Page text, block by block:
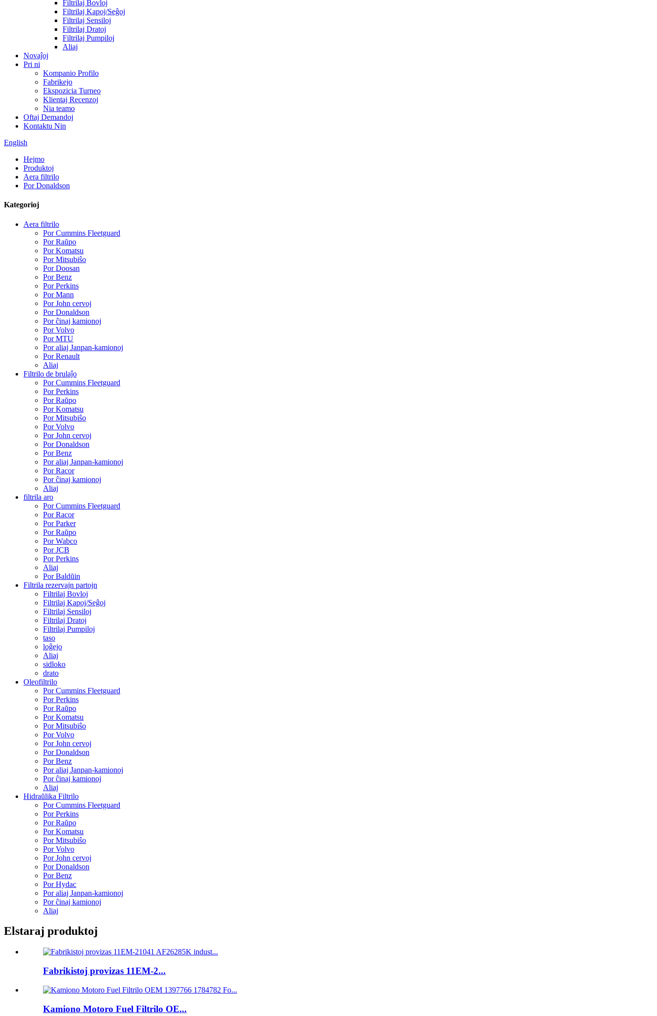
Filtrilaj Bovloj
Filtrilaj Kapoj/Seĝoj
Filtrilaj Sensiloj
Filtrilaj Dratoj
Filtrilaj Pumpiloj
Aliaj
Novaĵoj
Pri ni
Kompanio Profilo
Fabrikejo
Ekspozicia Turneo
Klientaj Recenzoj
Nia teamo
Oftaj Demandoj
Kontaktu Nin
English
Hejmo
Produktoj
Aera filtrilo
Por Donaldson
Kategorioj
Aera filtrilo
Por Cummins Fleetguard
Por Raŭpo
Por Komatsu
Por Mitsubiŝo
Por Doosan
Por Benz
Por Perkins
Por Mann
Por John cervoj
Por Donaldson
Por ĉinaj kamionoj
Por Volvo
Por MTU
Por aliaj Janpan-kamionoj
Por Renault
Aliaj
Filtrilo de brulaĵo
Por Cummins Fleetguard
Por Perkins
Por Raŭpo
Por Komatsu
Por Mitsubiŝo
Por Volvo
Por John cervoj
Por Donaldson
Por Benz
Por aliaj Janpan-kamionoj
Por Racor
Por ĉinaj kamionoj
Aliaj
filtrila aro
Por Cummins Fleetguard
Por Racor
Por Parker
Por Raŭpo
Por Wabco
Por JCB
Por Perkins
Aliaj
Por Baldŭin
Filtrila rezervajn partojn
Filtrilaj Bovloj
Filtrilaj Kapoj/Seĝoj
Filtrilaj Sensiloj
Filtrilaj Dratoj
Filtrilaj Pumpiloj
taso
loĝejo
Aliaj
sidloko
drato
Oleofiltrilo
Por Cummins Fleetguard
Por Perkins
Por Raŭpo
Por Komatsu
Por Mitsubiŝo
Por Volvo
Por John cervoj
Por Donaldson
Por Benz
Por aliaj Janpan-kamionoj
Por ĉinaj kamionoj
Aliaj
Hidraŭlika Filtrilo
Por Cummins Fleetguard
Por Perkins
Por Raŭpo
Por Komatsu
Por Mitsubiŝo
Por Volvo
Por John cervoj
Por Donaldson
Por Benz
Por Hydac
Por aliaj Janpan-kamionoj
Por ĉinaj kamionoj
Aliaj
Elstaraj produktoj
Fabrikistoj provizas 11EM-2...
Kamiono Motoro Fuel Filtrilo OE...